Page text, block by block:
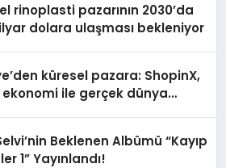
rinoplasti pazarının 2030’da
dolara ulaşması bekleniyor
küresel pazara: ShopinX,
ile gerçek dünya
Beklenen Albümü “Kayıp
1” Yayınlandı!